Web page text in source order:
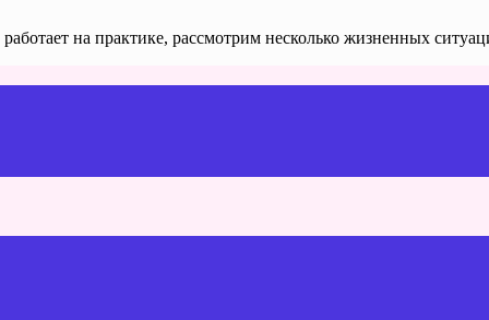
на практике, рассмотрим несколько жизненных